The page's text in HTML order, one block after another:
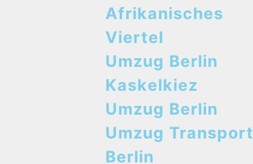
Afrikanisches
Viertel
Umzug Berlin
Kaskelkiez
Umzug Berlin
Umzug Transport
Berlin